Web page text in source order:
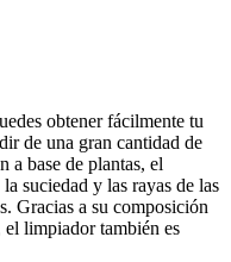
obtener fácilmente tu
de una gran cantidad de
a base de plantas, el
suciedad y las rayas de las
Gracias a su composición
limpiador también es